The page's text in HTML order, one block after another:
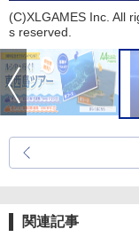
(C)XLGAMES Inc. All
s reserved.
関連記事